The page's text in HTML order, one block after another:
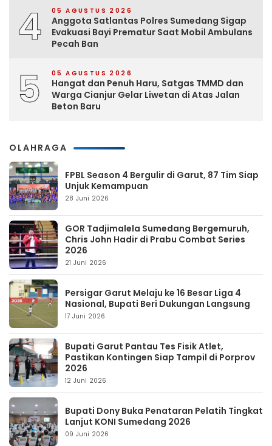
4 05 AGUSTUS 2026
Anggota Satlantas Polres Sumedang Sigap
Evakuasi Bayi Prematur Saat Mobil Ambulans
Pecah Ban
5 05 AGUSTUS 2026
Hangat dan Penuh Haru, Satgas TMMD dan
Warga Cianjur Gelar Liwetan di Atas Jalan
Beton Baru
OLAHRAGA
FPBL Season 4 Bergulir di Garut, 87 Tim Siap
Unjuk Kemampuan
28 Juni 2026
GOR Tadjimalela Sumedang Bergemuruh,
Chris John Hadir di Prabu Combat Series
2026
21 Juni 2026
Persigar Garut Melaju ke 16 Besar Liga 4
Nasional, Bupati Beri Dukungan Langsung
17 Juni 2026
Bupati Garut Pantau Tes Fisik Atlet,
Pastikan Kontingen Siap Tampil di Porprov
2026
12 Juni 2026
Bupati Dony Buka Penataran Pelatih Tingkat
Lanjut KONI Sumedang 2026
09 Juni 2026